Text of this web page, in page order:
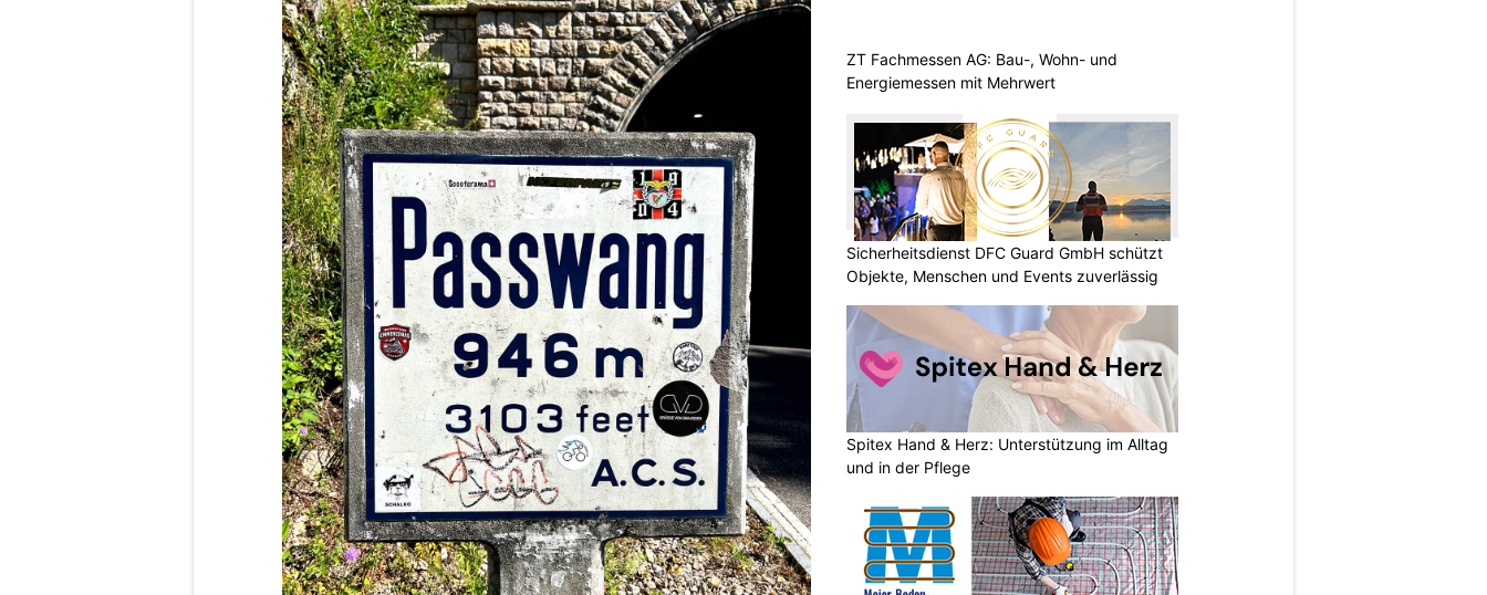
ZT Fachmessen AG: Bau-, Wohn- und
Energiemessen mit Mehrwert
Sicherheitsdienst DFC Guard GmbH schützt
Objekte, Menschen und Events zuverlässig
Spitex Hand & Herz: Unterstützung im Alltag
und in der Pflege